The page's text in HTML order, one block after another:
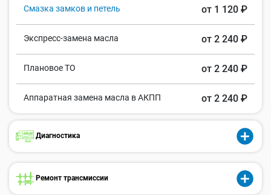
Смазка замков и петель от 1 120 ₽
Экспресс-замена масла от 2 240 ₽
Плановое ТО от 2 240 ₽
Аппаратная замена масла в АКПП от 2 240 ₽
Диагностика
Ремонт трансмиссии